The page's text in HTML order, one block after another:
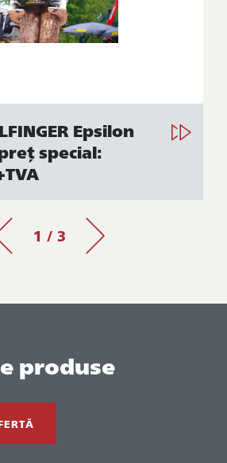
Epsilon
special:
1 / 3
produse